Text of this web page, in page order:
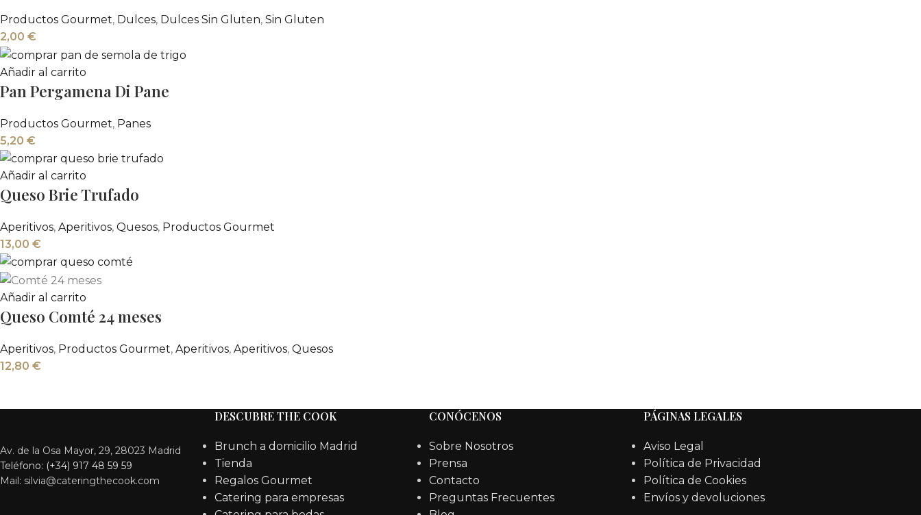
Productos Gourmet, Dulces, Dulces Sin Gluten, Sin Gluten
2,00 €
Añadir al carrito
Pan Pergamena Di Pane
Productos Gourmet, Panes
5,20 €
Añadir al carrito
Queso Brie Trufado
Aperitivos, Aperitivos, Quesos, Productos Gourmet
13,00 €
Añadir al carrito
Queso Comté 24 meses
Aperitivos, Productos Gourmet, Aperitivos, Aperitivos, Quesos
12,80 €
Av. de la Osa Mayor, 29, 28023 Madrid
Teléfono: (+34) 917 48 59 59
Mail: silvia@cateringthecook.com
DESCUBRE THE COOK
Brunch a domicilio Madrid
Tienda
Regalos Gourmet
Catering para empresas
CONÓCENOS
Sobre Nosotros
Prensa
Contacto
Preguntas Frecuentes
PÁGINAS LEGALES
Aviso Legal
Política de Privacidad
Política de Cookies
Envíos y devoluciones